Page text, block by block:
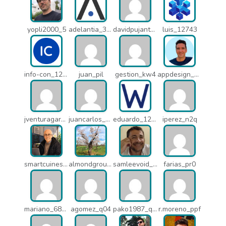
yopli2000_5 adelantia_311 davidpujantelopez_mrf luis_12743
info-con_12812 juan_pil gestion_kw4 appdesign_pbe
jventuragarcia_13040 juancarlos_ptr eduardo_12367 iperez_n2q
smartcuines_1378 almondgroup1984_pjc samleevoid_n58 farias_pr0
mariano_6807 agomez_q04 pako1987_q07 r.moreno_ppf